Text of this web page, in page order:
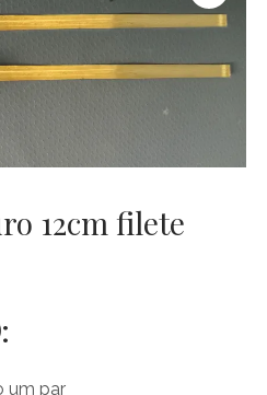
12cm filete
:
um par